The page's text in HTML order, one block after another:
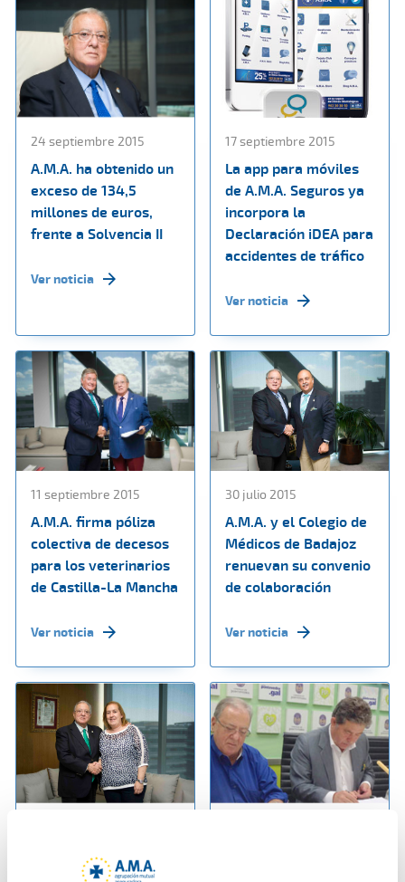
24 septiembre 2015
A.M.A. ha obtenido un
exceso de 134,5
millones de euros,
frente a Solvencia II
Ver noticia
17 septiembre 2015
La app para móviles
de A.M.A. Seguros ya
incorpora la
Declaración iDEA para
accidentes de tráfico
Ver noticia
11 septiembre 2015
A.M.A. firma póliza
colectiva de decesos
para los veterinarios
de Castilla-La Mancha
Ver noticia
30 julio 2015
A.M.A. y el Colegio de
Médicos de Badajoz
renuevan su convenio
de colaboración
Ver noticia
A.M.A. y el Colegio de
Farmacéuticos de